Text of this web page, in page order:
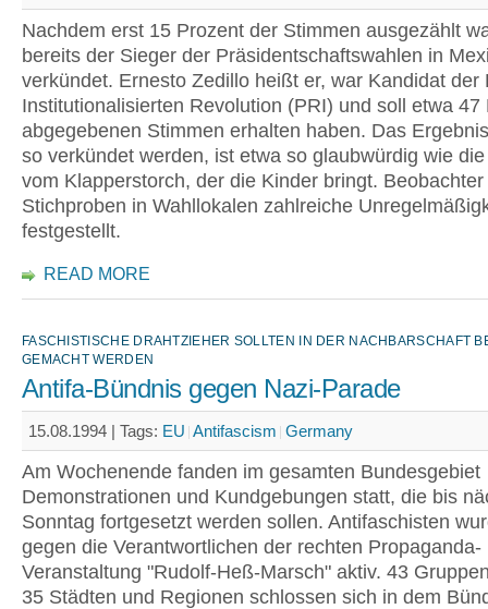
Nachdem erst 15 Prozent der Stimmen ausgezählt
bereits der Sieger der Präsidentschaftswahlen in
verkündet. Ernesto Zedillo heißt er, war Kandidat der
Institutionalisierten Revolution (PRI) und soll etwa 47
abgegebenen Stimmen erhalten haben. Das
so verkündet werden, ist etwa so glaubwürdig wie
vom Klapperstorch, der die Kinder bringt.
Stichproben in Wahllokalen zahlreiche
festgestellt.
READ MORE
FASCHISTISCHE DRAHTZIEHER SOLLTEN IN DER NACHBARSCHAFT
GEMACHT WERDEN
Antifa-Bündnis gegen Nazi-Parade
15.08.1994 | Tags: EU Antifascism Germany
Am Wochenende fanden im gesamten Bundesgebiet
Demonstrationen und Kundgebungen statt, die bis
Sonntag fortgesetzt werden sollen. Antifaschisten
gegen die Verantwortlichen der rechten Propaganda-
Veranstaltung "Rudolf-Heß-Marsch" aktiv. 43
35 Städten und Regionen schlossen sich in dem